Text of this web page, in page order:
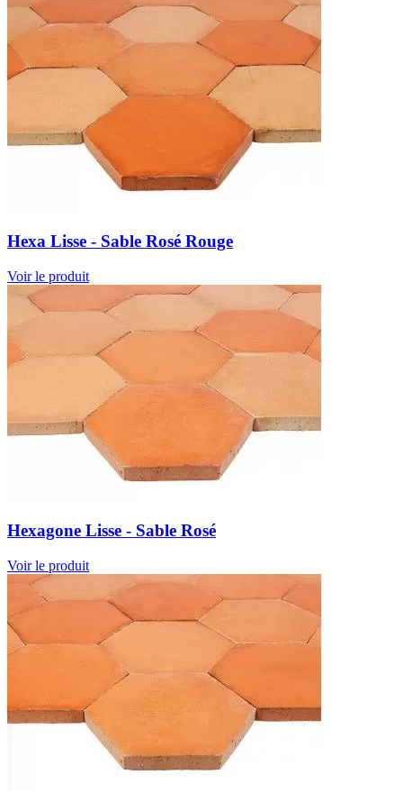
Hexa Lisse - Sable Rosé Rouge
Voir le produit
Hexagone Lisse - Sable Rosé
Voir le produit